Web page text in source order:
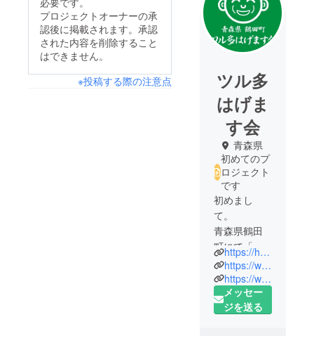
プロジェクトオーナーの承
認後に掲載されます。承認
された内容を削除すること
はできません。
※投稿する際の注意点
ツル多
はげま
す会
青森県
初めてのプ
ロジェクト
です
初めまし
て。
青森県鶴田
町にて「ハ
ゲ」で地域
を盛り上げ
る活動を
行っている
https://hagemasu.com/
https://www.facebook.com/tsurutahagemasukai/
https://www.medetai-tsuruta.jp/web_magazine/people/hagemasukai.html
メッセー
ジを送る